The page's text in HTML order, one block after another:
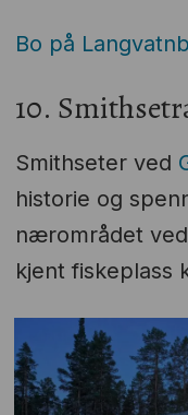
Bo på
10.
Smithseter ved
historie og
nærområdet
kjent fiskeplass